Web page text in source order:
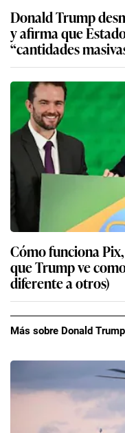
Donald Trump
y afirma que
“cantidades
Cómo funciona
que Trump ve
diferente a otros)
Más sobre Donald Trump